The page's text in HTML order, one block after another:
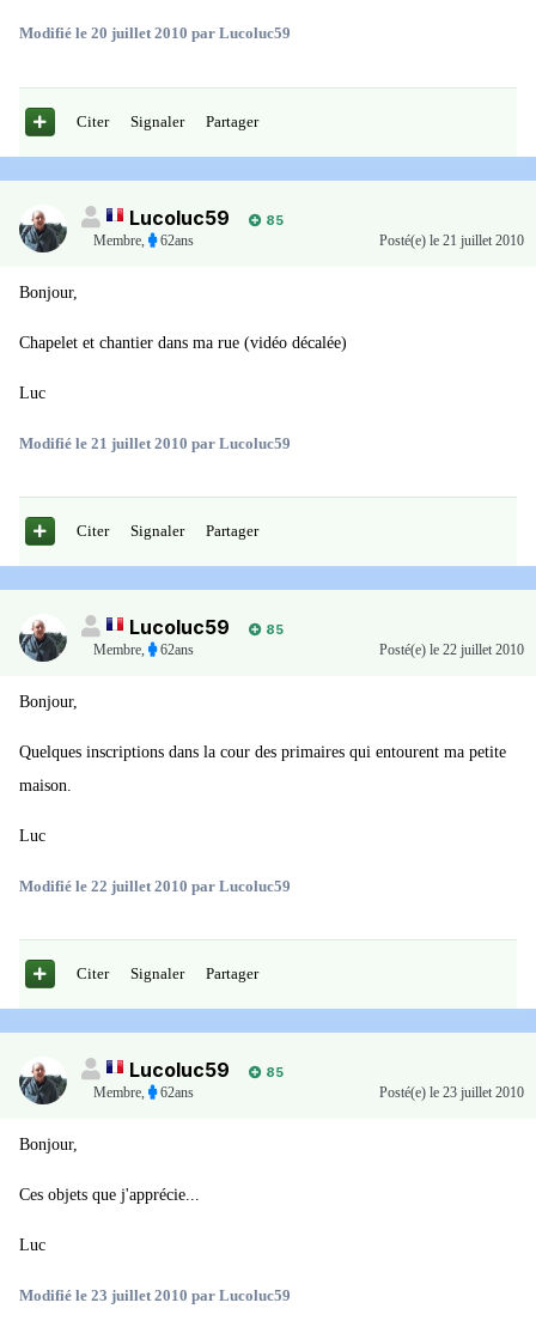
Modifié le 20 juillet 2010 par Lucoluc59
Citer Signaler Partager
Lucoluc59
85
Membre
62ans Posté(e) le 21 juillet 2010
Bonjour,
Chapelet et chantier dans ma rue (vidéo décalée)
Luc
Modifié le 21 juillet 2010 par Lucoluc59
Citer Signaler Partager
Lucoluc59
85
Membre
62ans Posté(e) le 22 juillet 2010
Bonjour,
Quelques inscriptions dans la cour des primaires qui entourent ma petite
maison.
Luc
Modifié le 22 juillet 2010 par Lucoluc59
Citer Signaler Partager
Lucoluc59
85
Membre
62ans Posté(e) le 23 juillet 2010
Bonjour,
Ces objets que j'apprécie...
Luc
Modifié le 23 juillet 2010 par Lucoluc59